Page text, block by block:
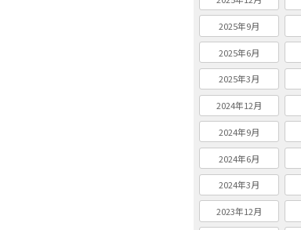
2025年9月
2025年6月
2025年3月
2024年12月
2024年9月
2024年6月
2024年3月
2023年12月